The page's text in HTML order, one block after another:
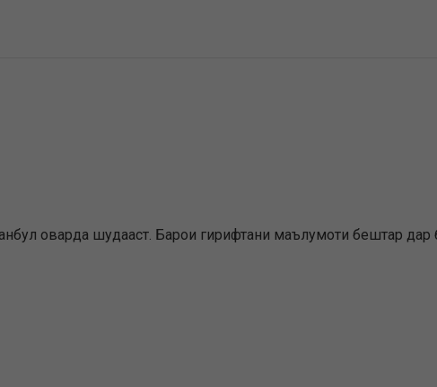
оварда шудааст. Барои гирифтани маълумоти бештар дар